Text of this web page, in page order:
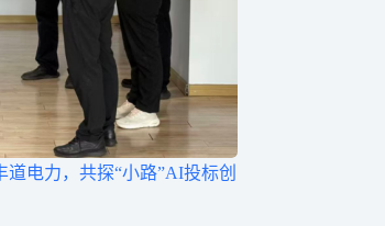
电力，共探“小路”AI投标创